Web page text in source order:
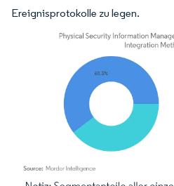
Ereignisprotokolle zu legen.